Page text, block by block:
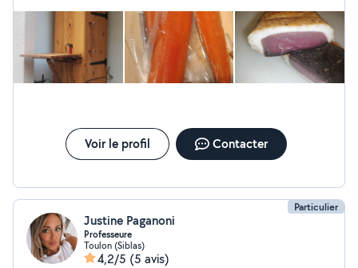
Voir le profil Contacter
Particulier
Justine Paganoni
Professeure
Toulon (Siblas)
4,2/5 (5 avis)